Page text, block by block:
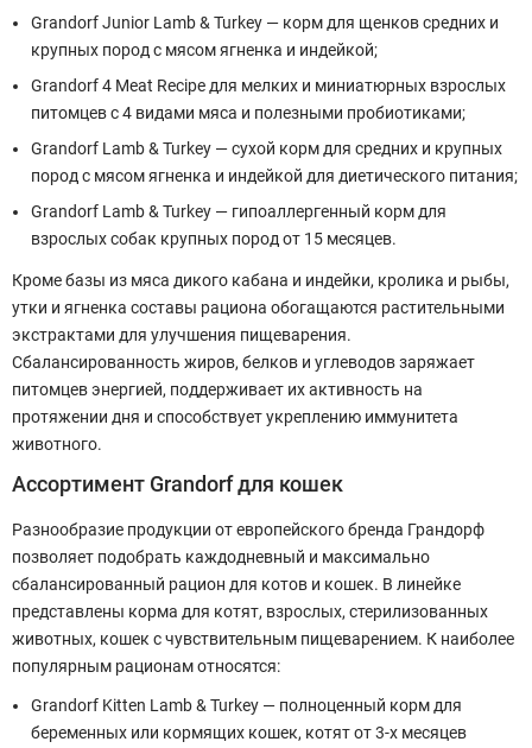
Grandorf Junior Lamb & Turkey — корм для щенков средних и
крупных пород с мясом ягненка и индейкой;
Grandorf 4 Meat Recipe для мелких и миниатюрных взрослых
питомцев с 4 видами мяса и полезными пробиотиками;
Grandorf Lamb & Turkey — сухой корм для средних и крупных
пород с мясом ягненка и индейкой для диетического питания;
Grandorf Lamb & Turkey — гипоаллергенный корм для
взрослых собак крупных пород от 15 месяцев.
Кроме базы из мяса дикого кабана и индейки, кролика и рыбы,
утки и ягненка составы рациона обогащаются растительными
экстрактами для улучшения пищеварения.
Сбалансированность жиров, белков и углеводов заряжает
питомцев энергией, поддерживает их активность на
протяжении дня и способствует укреплению иммунитета
животного.
Ассортимент Grandorf для кошек
Разнообразие продукции от европейского бренда Грандорф
позволяет подобрать каждодневный и максимально
сбалансированный рацион для котов и кошек. В линейке
представлены корма для котят, взрослых, стерилизованных
животных, кошек с чувствительным пищеварением. К наиболее
популярным рационам относятся:
Grandorf Kitten Lamb & Turkey — полноценный корм для
беременных или кормящих кошек, котят от 3-х месяцев